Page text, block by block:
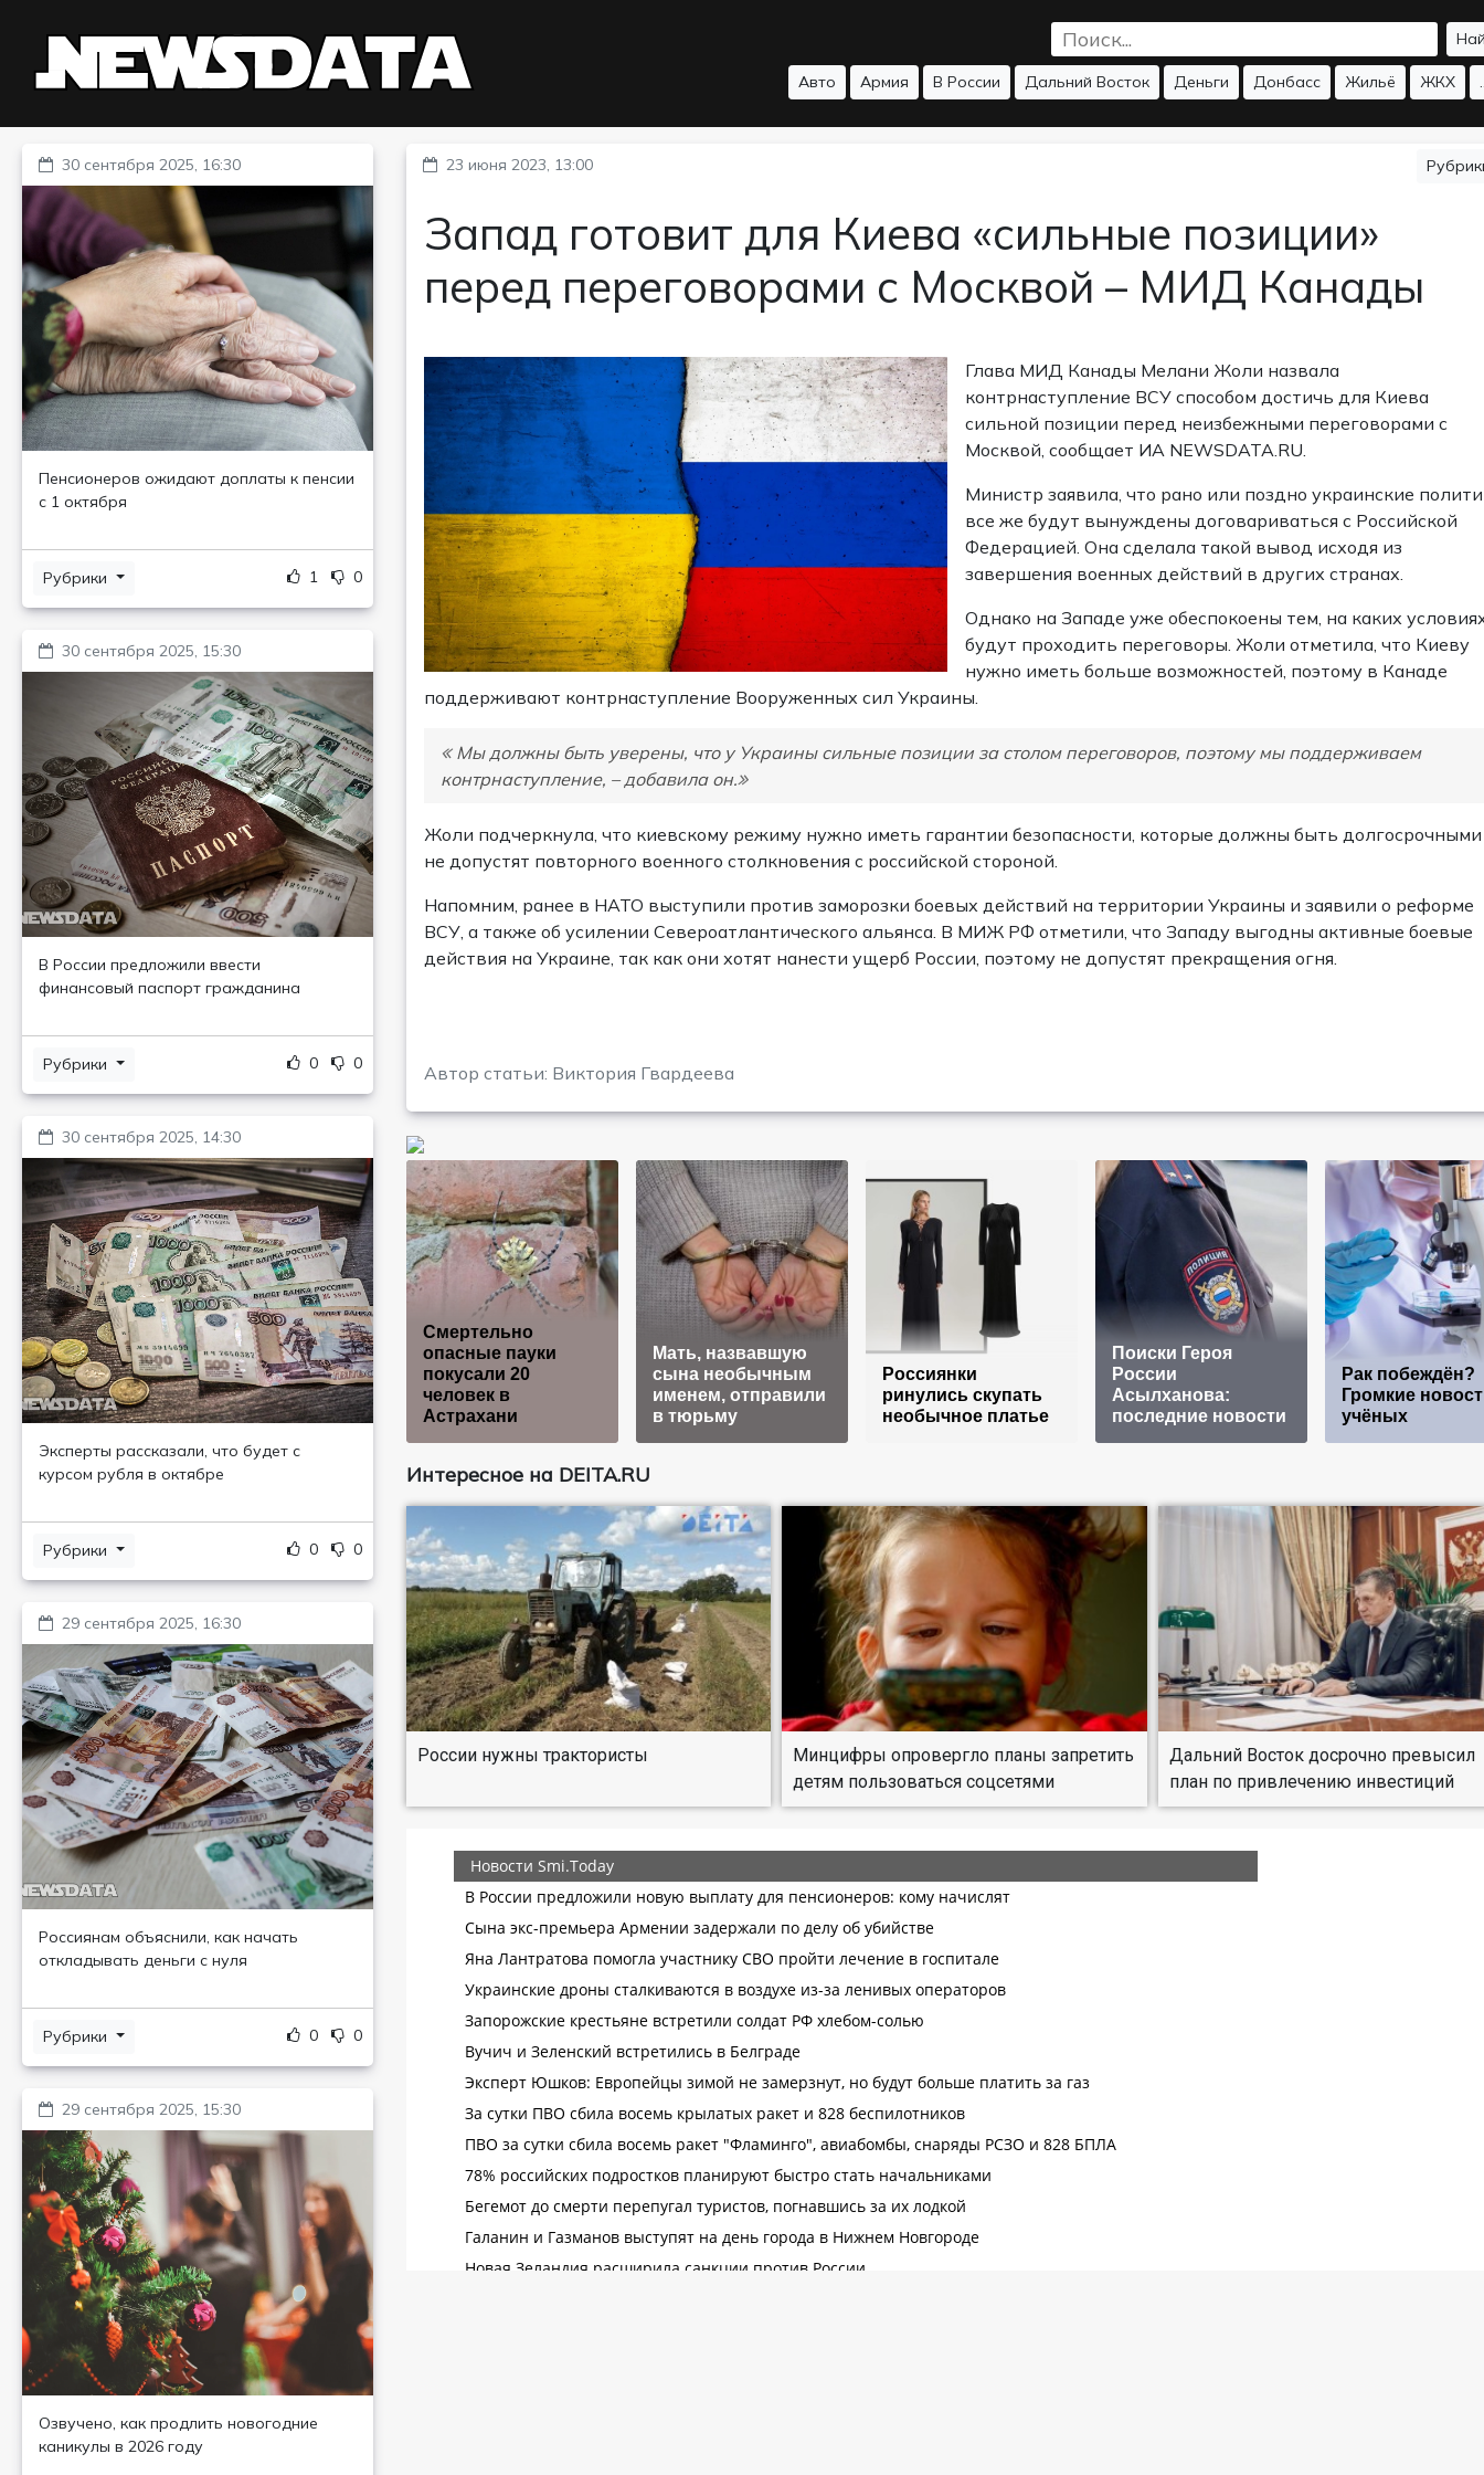
Авто Армия В России Дальний Восток Деньги Донбасс Жильё ЖКХ
30 сентября 2025, 16:30
Пенсионеров ожидают доплаты к пенсии
с 1 октября
Рубрики 1 0
30 сентября 2025, 15:30
В России предложили ввести
финансовый паспорт гражданина
Рубрики 0 0
30 сентября 2025, 14:30
Эксперты рассказали, что будет с
курсом рубля в октябре
Рубрики 0 0
29 сентября 2025, 16:30
Россиянам объяснили, как начать
откладывать деньги с нуля
Рубрики 0 0
29 сентября 2025, 15:30
Озвучено, как продлить новогодние
каникулы в 2026 году
23 июня 2023, 13:00
Запад готовит для Киева «сильные позиции»
перед переговорами с Москвой – МИД Канады
Глава МИД Канады Мелани Жоли назвала
контрнаступление ВСУ способом достичь для Киева
сильной позиции перед неизбежными переговорами с
Москвой, сообщает ИА NEWSDATA.RU.
Министр заявила, что рано или поздно украинские
все же будут вынуждены договариваться с Российской
Федерацией. Она сделала такой вывод исходя из
завершения военных действий в других странах.
Однако на Западе уже обеспокоены тем, на каких
будут проходить переговоры. Жоли отметила, что Киеву
нужно иметь больше возможностей, поэтому в Канаде
поддерживают контрнаступление Вооруженных сил Украины.
Мы должны быть уверены, что у Украины сильные позиции за столом переговоров, поэтому мы поддерживаем
контрнаступление, – добавила он.
Жоли подчеркнула, что киевскому режиму нужно иметь гарантии безопасности, которые должны быть
не допустят повторного военного столкновения с российской стороной.
Напомним, ранее в НАТО выступили против заморозки боевых действий на территории Украины и заявили о реформе
ВСУ, а также об усилении Североатлантического альянса. В МИЖ РФ отметили, что Западу выгодны активные боевые
действия на Украине, так как они хотят нанести ущерб России, поэтому не допустят прекращения огня.
Автор статьи: Виктория Гвардеева
Смертельно
опасные пауки
покусали 20
человек в
Астрахани
Мать, назвавшую
сына необычным
именем, отправили
в тюрьму
Россиянки
ринулись скупать
необычное платье
Поиски Героя
России
Асылханова:
последние новости
Рак побеждён?
Громкие
учёных
Интересное на DEITA.RU
России нужны трактористы
Минцифры опровергло планы запретить
детям пользоваться соцсетями
Дальний Восток досрочно превысил
план по привлечению инвестиций